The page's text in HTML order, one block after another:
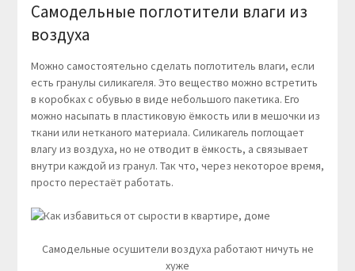
Самодельные поглотители влаги из
воздуха
Можно самостоятельно сделать поглотитель влаги, если
есть гранулы силикагеля. Это вещество можно встретить
в коробках с обувью в виде небольшого пакетика. Его
можно насыпать в пластиковую ёмкость или в мешочки из
ткани или нетканого материала. Силикагель поглощает
влагу из воздуха, но не отводит в ёмкость, а связывает
внутри каждой из гранул. Так что, через некоторое время,
просто перестаёт работать.
Самодельные осушители воздуха работают ничуть не
хуже